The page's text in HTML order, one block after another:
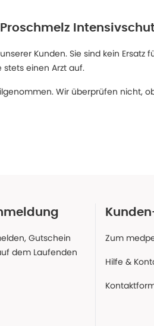
Kunden. Sie sind kein
einen Arzt auf.
Wir überprüfen nicht,
Gutschein
dem Laufenden
Zum
Hilfe &